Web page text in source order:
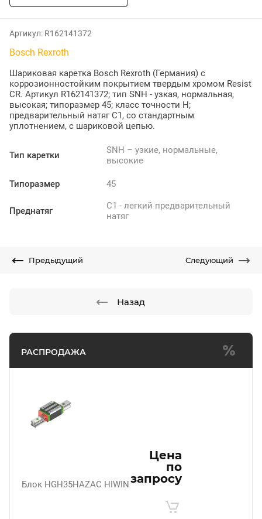
РАСПРОДАЖА
Блок HGH35HAZAC HIWIN
Цена
по
запросу
Артикул: R162141372
Bosch Rexroth
Шариковая каретка Bosch Rexroth (Германия) с
коррозионностойким покрытием твердым хромом Resist
CR. Артикул R162141372; тип SNH - узкая, нормальная,
высокая; типоразмер 45; класс точности H;
предварительный натяг C1, со стандартным
уплотнением, с шариковой цепью.
Тип каретки
SNH – узкие, нормальные,
высокие
Типоразмер 45
Преднатяг
C1 - легкий предварительный
натяг
Предыдущий Следующий
Назад